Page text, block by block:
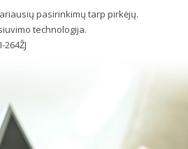
pasirinkimų tarp pirkėjų.
technologija.
264ŽJ